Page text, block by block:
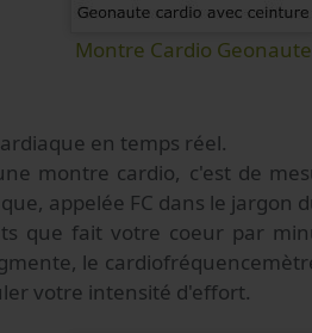
Montre Cardio Geonaute
en temps réel.
montre cardio, c'est de
appelée FC dans le jargon
que fait votre coeur par
le
votre intensité d'effort.